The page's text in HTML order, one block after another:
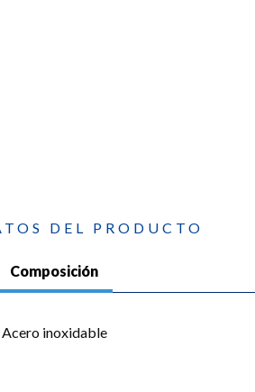
DEL PRODUCTO
Composición
Acero inoxidable